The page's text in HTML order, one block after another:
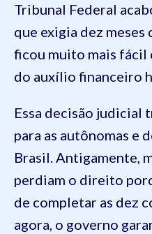
Tribunal Federal
que exigia dez meses
ficou muito mais fácil
do auxílio financeiro
Essa decisão judicial
para as autônomas e
Brasil. Antigamente,
perdiam o direito
de completar as dez
agora, o governo